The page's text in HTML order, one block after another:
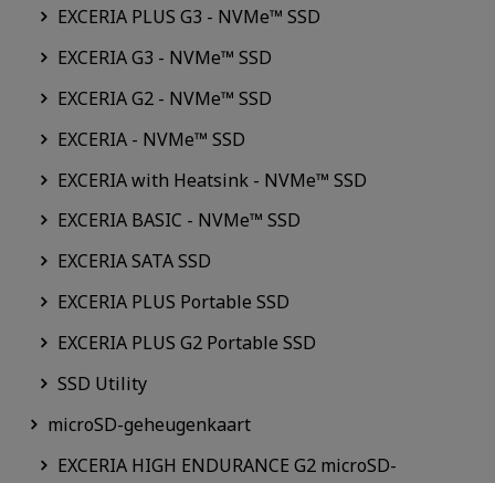
EXCERIA PLUS G3 - NVMe™ SSD
EXCERIA G3 - NVMe™ SSD
EXCERIA G2 - NVMe™ SSD
EXCERIA - NVMe™ SSD
EXCERIA with Heatsink - NVMe™ SSD
EXCERIA BASIC - NVMe™ SSD
EXCERIA SATA SSD
EXCERIA PLUS Portable SSD
EXCERIA PLUS G2 Portable SSD
SSD Utility
microSD-geheugenkaart
EXCERIA HIGH ENDURANCE G2 microSD-